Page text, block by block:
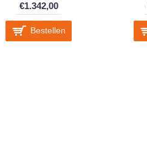
€1.342,00
Bestellen